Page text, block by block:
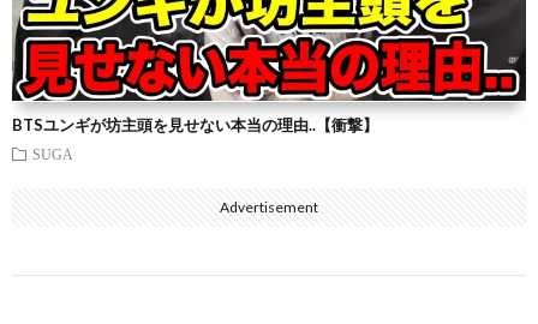
BTSユンギが坊主頭を見せない本当の理由..【衝撃】
SUGA
Advertisement